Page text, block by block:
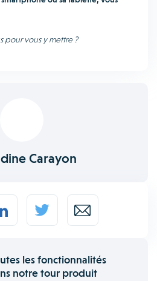
pour vous y mettre ?
Carayon
les fonctionnalités
notre tour produit